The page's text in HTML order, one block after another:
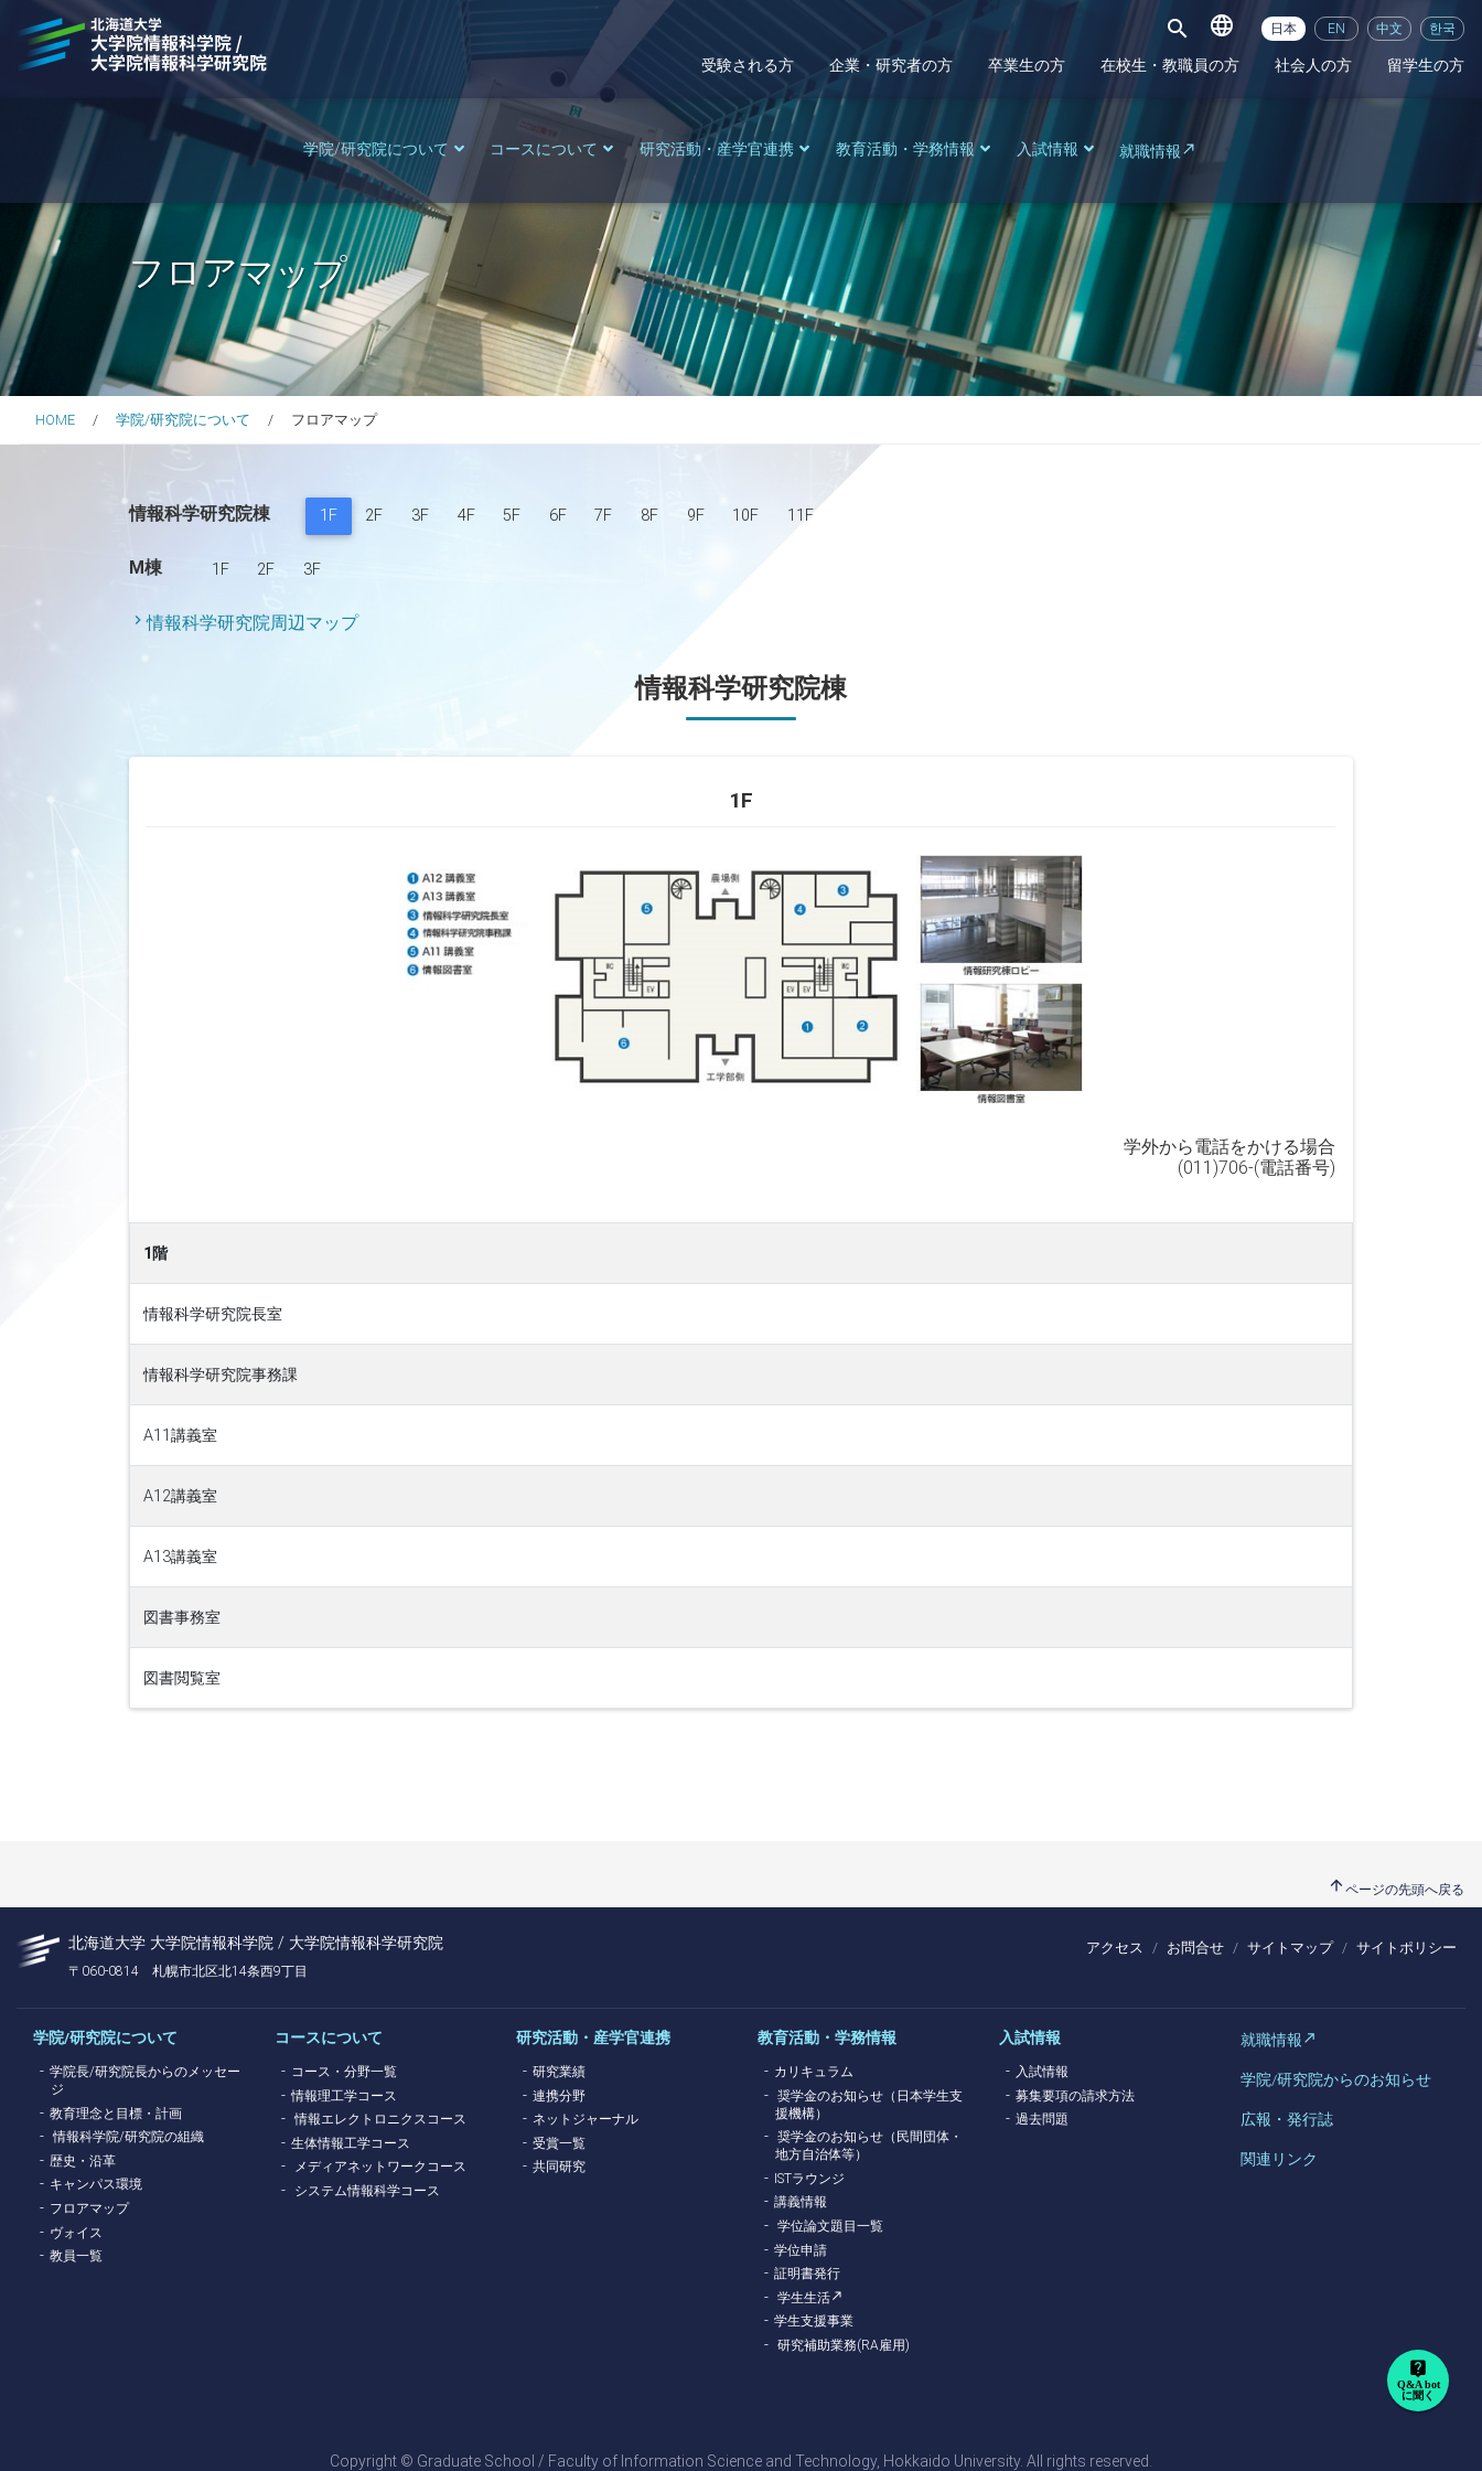
search language 日本 EN 中文 한국
受験される方 企業・研究者の方 卒業生の方 在校生・教職員の方 社会人の方 留学生の方
学院/研究院について コースについて 研究活動・産学官連携 教育活動・学務情報 入試情報 就職情報
フロアマップ
HOME 学院/研究院について フロアマップ
情報科学研究院棟 1F(current)
2F 3F 4F 5F 6F 7F 8F 9F 10F 11F
M棟 1F 2F 3F
情報科学研究院周辺マップ
情報科学研究院棟
1F
学外から電話をかける場合
(011)706-(電話番号)
1階
情報科学研究院長室
情報科学研究院事務課
A11講義室
A12講義室
A13講義室
図書事務室
図書閲覧室
arrow_upward ページの先頭へ戻る
live_help
Q&A bot
に聞く
北海道大学 大学院情報科学院 / 大学院情報科学研究院
〒060-0814 札幌市北区北14条西9丁目
アクセス お問合せ サイトマップ サイトポリシー
学院/研究院について
学院長/研究院長からのメッセー
ジ
教育理念と目標・計画
情報科学院/研究院の組織
歴史・沿革
キャンパス環境
フロアマップ
ヴォイス
教員一覧
コースについて
コース・分野一覧
情報理工学コース
情報エレクトロニクスコース
生体情報工学コース
メディアネットワークコース
システム情報科学コース
研究活動・産学官連携
研究業績
連携分野
ネットジャーナル
受賞一覧
共同研究
教育活動・学務情報
カリキュラム
奨学金のお知らせ（日本学生支
援機構）
奨学金のお知らせ（民間団体・
地方自治体等）
ISTラウンジ
講義情報
学位論文題目一覧
学位申請
証明書発行
学生生活
学生支援事業
研究補助業務(RA雇用)
入試情報
入試情報
募集要項の請求方法
過去問題
就職情報
学院/研究院からのお知らせ
広報・発行誌
関連リンク
Copyright © Graduate School / Faculty of Information Science and Technology, Hokkaido University. All rights reserved.